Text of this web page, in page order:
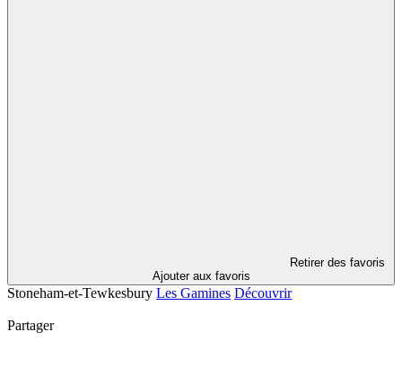
Retirer des favoris
Ajouter aux favoris
Stoneham-et-Tewkesbury Les Gamines Découvrir
Partager